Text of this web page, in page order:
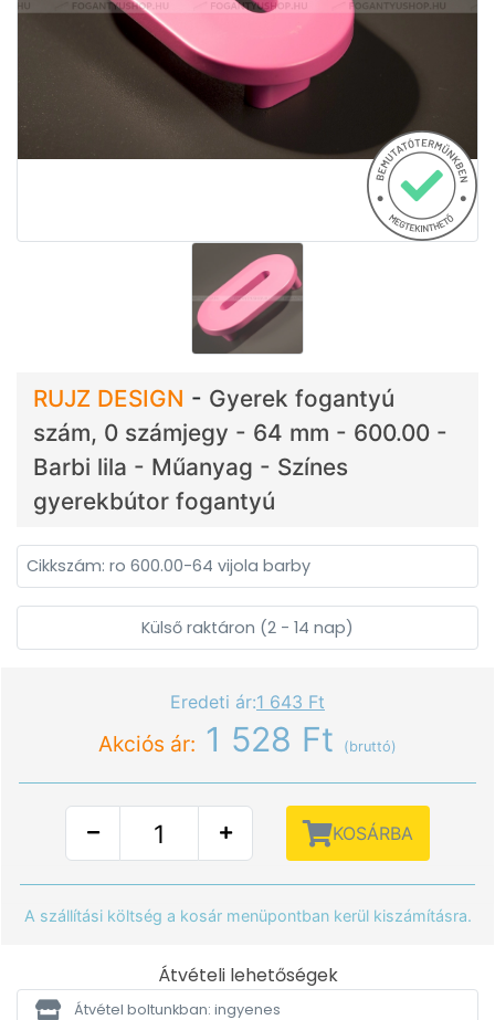
RUJZ DESIGN - Gyerek fogantyú
szám, 0 számjegy - 64 mm - 600.00 -
Barbi lila - Műanyag - Színes
gyerekbútor fogantyú
Cikkszám: ro 600.00-64 vijola barby
Külső raktáron (2 - 14 nap)
Eredeti ár:1 643 Ft
Akciós ár: 1 528 Ft (bruttó)
KOSÁRBA
A szállítási költség a kosár menüpontban kerül kiszámításra.
Átvételi lehetőségek
Átvétel boltunkban: ingyenes